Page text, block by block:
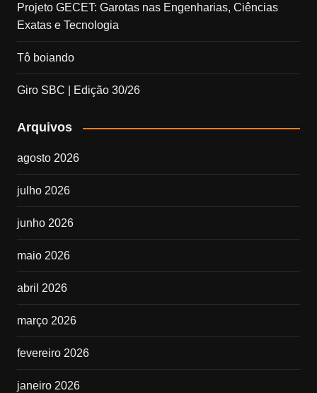
Projeto GECET: Garotas nas Engenharias, Ciências
Exatas e Tecnologia
Tô boiando
Giro SBC | Edição 30/26
Arquivos
agosto 2026
julho 2026
junho 2026
maio 2026
abril 2026
março 2026
fevereiro 2026
janeiro 2026